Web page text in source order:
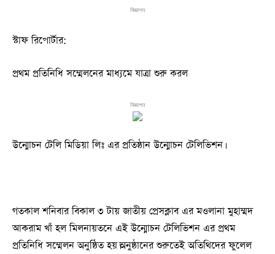
বিজ্ঞাপন
স্টাফ রিপোর্টার:
প্রথম প্রতিনিধি সম্মেলনের মাধ্যমে যাত্রা শুরু করল
বিজ্ঞাপন
উন্মোচন টেলি মিডিয়া লিঃ এর প্রতিষ্ঠান উন্মোচন টেলিভিশন।
গতকাল শনিবার বিকাল ৩ টায় জাতীয় প্রেসক্লাব এর মওলানা মুহাম্মদ
আকরাম খাঁ হল মিলনায়তনে এই উন্মোচন টেলিভিশন এর প্রথম
প্রতিনিধি সম্মেলন অনুষ্ঠিত হয়।অনুষ্ঠানের শুরুতেই অতিথিদের ফুলেল